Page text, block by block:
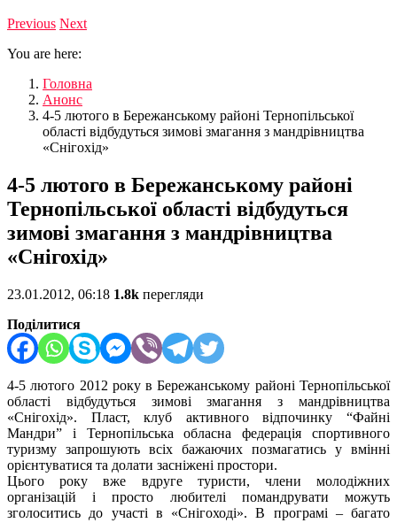
Previous Next
You are here:
Головна
Анонс
4-5 лютого в Бережанському районі Тернопільської
області відбудуться зимові змагання з мандрівництва
«Снігохід»
4-5 лютого в Бережанському районі
Тернопільської області відбудуться
зимові змагання з мандрівництва
«Снігохід»
23.01.2012, 06:18 1.8k перегляди
Поділитися
4-5 лютого 2012 року в Бережанському районі Тернопільської
області відбудуться зимові змагання з мандрівництва
«Снігохід». Пласт, клуб активного відпочинку “Файні
Мандри” і Тернопільська обласна федерація спортивного
туризму запрошують всіх бажаючих позмагатись у вмінні
орієнтуватися та долати засніжені простори.
Цього року вже вдруге туристи, члени молодіжних
організацій і просто любителі помандрувати можуть
зголоситись до участі в «Снігоході». В програмі – багато